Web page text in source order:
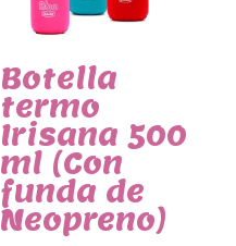
Botella
termo
Irisana 500
ml (Con
funda de
Neopreno)